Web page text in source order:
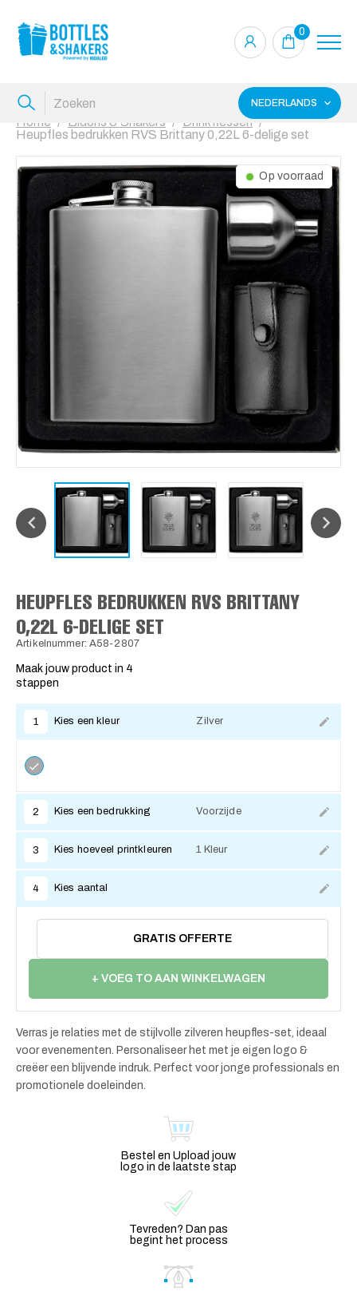
0
NEDERLANDS
Home Bidons & Shakers
Drinkflessen
Heupfles bedrukken RVS Brittany 0,22L 6-delige set
Op voorraad
HEUPFLES BEDRUKKEN RVS BRITTANY
0,22L 6-DELIGE SET
Artikelnummer: A58-2807
Maak jouw product in 4
stappen
1 Kies een kleur Zilver
2 Kies een bedrukking Voorzijde
3 Kies hoeveel printkleuren 1 Kleur
4 Kies aantal
GRATIS OFFERTE
+ VOEG TO AAN WINKELWAGEN
Verras je relaties met de stijlvolle zilveren heupfles-set, ideaal
voor evenementen. Personaliseer het met je eigen logo &
creëer een blijvende indruk. Perfect voor jonge professionals en
promotionele doeleinden.
Bestel en Upload jouw
logo in de laatste stap
Tevreden? Dan pas
begint het process